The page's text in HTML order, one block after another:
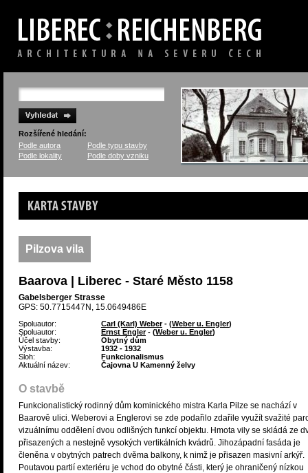
Rozšířené hledání:
Podle autora
Podle typu stavby
Podle lokality
Podle doby vzniku
Karta stavby
Pilzova vila
Baarova | Liberec - Staré Město 1158
Gabelsberger Strasse
GPS: 50.7715447N, 15.0649486E
Spoluautor: Carl (Karl) Weber- (Weber u. Engler)
Spoluautor:
Ernst Engler- (Weber u. Engler)
Účel stavby:
Obytný dům
Výstavba:
1932 - 1932
Sloh:
Funkcionalismus
Aktuální název:
Čajovna U Kamenný želvy
O stavbě
Funkcionalistický rodinný dům kominického mistra Karla Pilze se nachází v
Baarově ulici. Weberovi a Englerovi se zde podařilo zdařile využít svažité
vizuálnímu oddělení dvou odlišných funkcí objektu. Hmota vily se skládá ze
přisazených a nestejně vysokých vertikálních kvádrů. Jihozápadní fasáda je
členěna v obytných patrech dvěma balkony, k nimž je přisazen masivní arkýř.
Poutavou partií exteriéru je vchod do obytné části, který je ohraničený nízkou